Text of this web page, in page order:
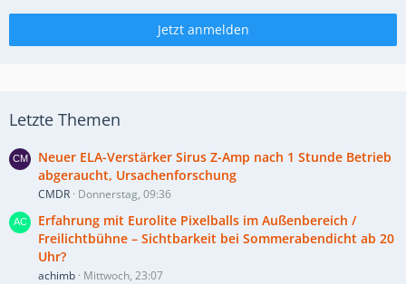
Jetzt anmelden
Letzte Themen
Neuer ELA-Verstärker Sirus Z-Amp nach 1 Stunde Betrieb
abgeraucht, Ursachenforschung
CMDR Donnerstag, 09:36
Erfahrung mit Eurolite Pixelballs im Außenbereich /
Freilichtbühne – Sichtbarkeit bei Sommerabendicht ab 20
Uhr?
achimb Mittwoch, 23:07